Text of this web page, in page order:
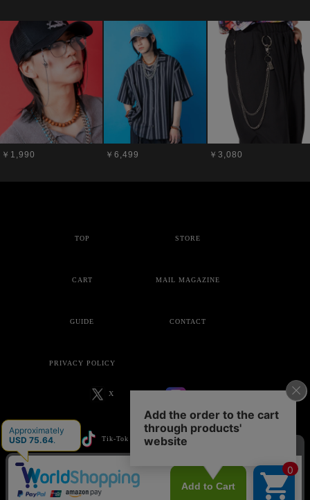
￥1,990 ￥6,499 ￥3,080
TOP STORE
CART MAIL MAGAZINE
GUIDE CONTACT
PRIVACY POLICY
X
Tik-Tok
Copyright © ankoROCK all rights reserved.